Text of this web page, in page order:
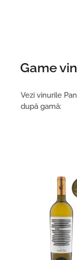
Game vin
Vezi vinurile
după gamă: